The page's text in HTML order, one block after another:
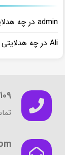
admin درچه هدلایتی
Ali درچه هدلایتی برای ۲۰۷